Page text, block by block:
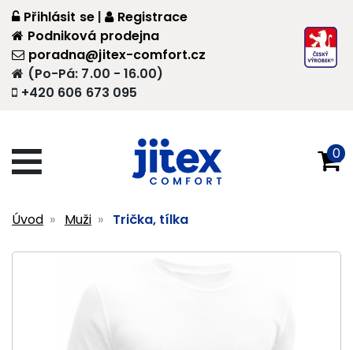
+420 606 673 095
(Po-Pá: 7.00 - 16.00)
poradna@jitex-comfort.cz
Přihlásit se |
Registrace
Podniková prodejna
0
Úvod Muži Trička, tílka